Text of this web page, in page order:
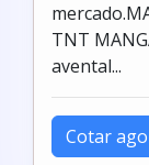
TNT
avental...
Cotar